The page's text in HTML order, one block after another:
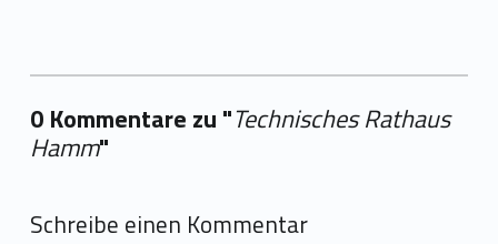
0 Kommentare zu "Technisches Rathaus
Hamm"
Schreibe einen Kommentar